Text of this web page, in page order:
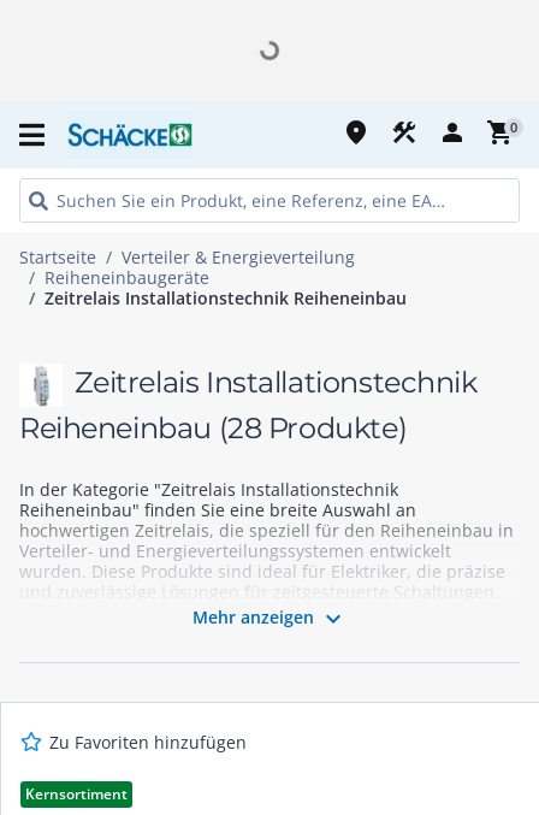
place construction person shopping_cart0
Startseite
Verteiler & Energieverteilung
Reiheneinbaugeräte
Zeitrelais Installationstechnik Reiheneinbau
Zeitrelais Installationstechnik
Reiheneinbau (28 Produkte)
In der Kategorie "Zeitrelais Installationstechnik
Reiheneinbau" finden Sie eine breite Auswahl an
hochwertigen Zeitrelais, die speziell für den Reiheneinbau in
Verteiler- und Energieverteilungssystemen entwickelt
wurden. Diese Produkte sind ideal für Elektriker, die präzise
und zuverlässige Lösungen für zeitgesteuerte Schaltungen
benötigen. Unsere Zeitrelais bieten vielseitige Funktionen,
wie beispielsweise Verzögerungs- oder Impulssteuerungen,
Ihre Projekte!
Mehr anzeigen 
Zu Favoriten hinzufügen
Kernsortiment